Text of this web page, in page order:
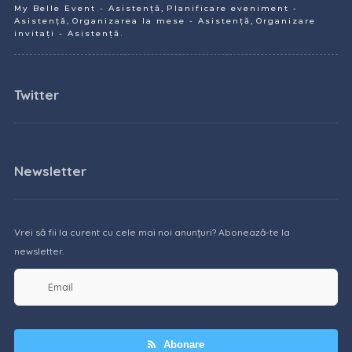
My Belle Event - Asistență
Planificare eveniment -
Asistență
Organizarea la mese - Asistență
Organizare
invitați - Asistență
Twitter
Newsletter
Vrei să fii la curent cu cele mai noi anunțuri? Abonează-te la
newsletter.
Abonare